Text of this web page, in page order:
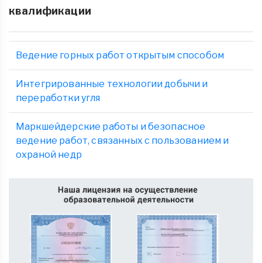
квалификации
Ведение горных работ открытым способом
Интегрированные технологии добычи и
переработки угля
Маркшейдерские работы и безопасное
ведение работ, связанных с пользованием и
охраной недр